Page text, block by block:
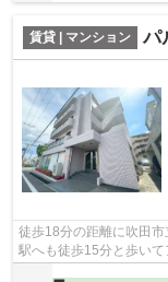
賃貸 | マンション パ
徒歩18分の距離に吹田市
駅へも徒歩15分と歩い